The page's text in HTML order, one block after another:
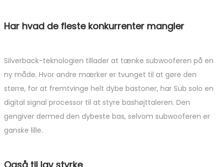
Har hvad de fleste konkurrenter mangler
Silverback-teknologien tillader at tænke subwooferen på en
ny måde. Hvor andre mærker er tvunget til at gøre den
større, for at fremtvinge helt dybe bastoner, har Sub solo en
digital signal processor til at styre bashøjttaleren. Den
gengiver dermed den dybeste bas, selvom subwooferen er
ganske lille.